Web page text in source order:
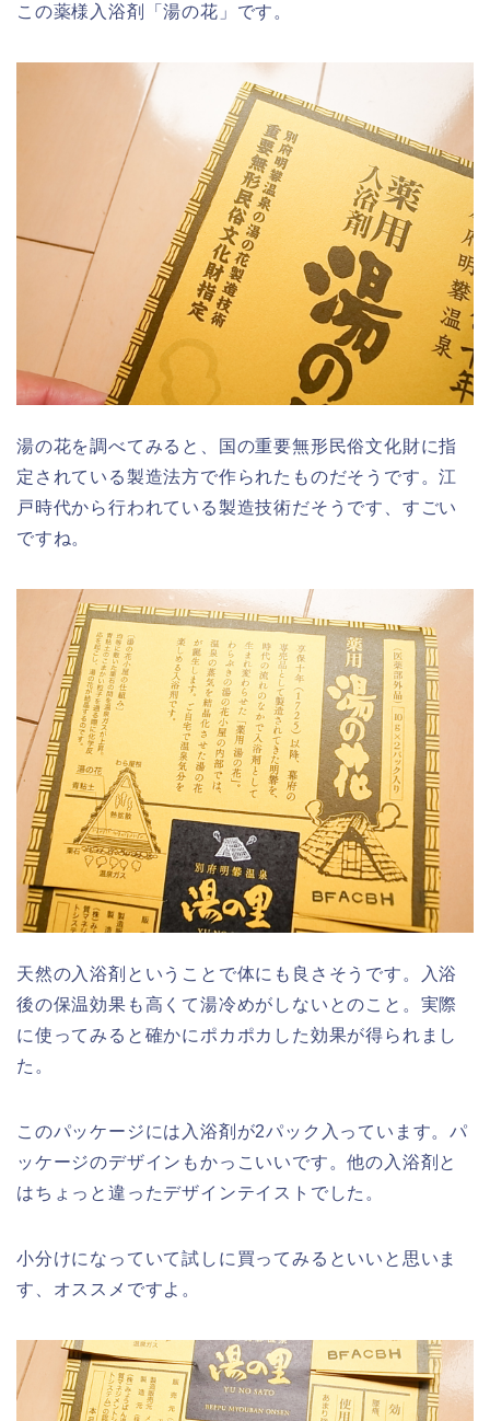
この薬様入浴剤「湯の花」です。
湯の花を調べてみると、国の重要無形民俗文化財に指
定されている製造法方で作られたものだそうです。江
戸時代から行われている製造技術だそうです、すごい
ですね。
天然の入浴剤ということで体にも良さそうです。入浴
後の保温効果も高くて湯冷めがしないとのこと。実際
に使ってみると確かにポカポカした効果が得られまし
た。
このパッケージには入浴剤が2パック入っています。パ
ッケージのデザインもかっこいいです。他の入浴剤と
はちょっと違ったデザインテイストでした。
小分けになっていて試しに買ってみるといいと思いま
す、オススメですよ。